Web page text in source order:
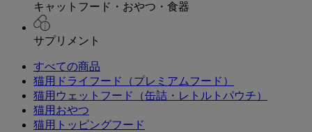
キャットフード・おやつ・食器
サプリメント
すべての商品
猫用ドライフード（プレミアムフード）
猫用ウェットフード（缶詰・レトルトパウチ）
猫用おやつ
猫用トッピングフード